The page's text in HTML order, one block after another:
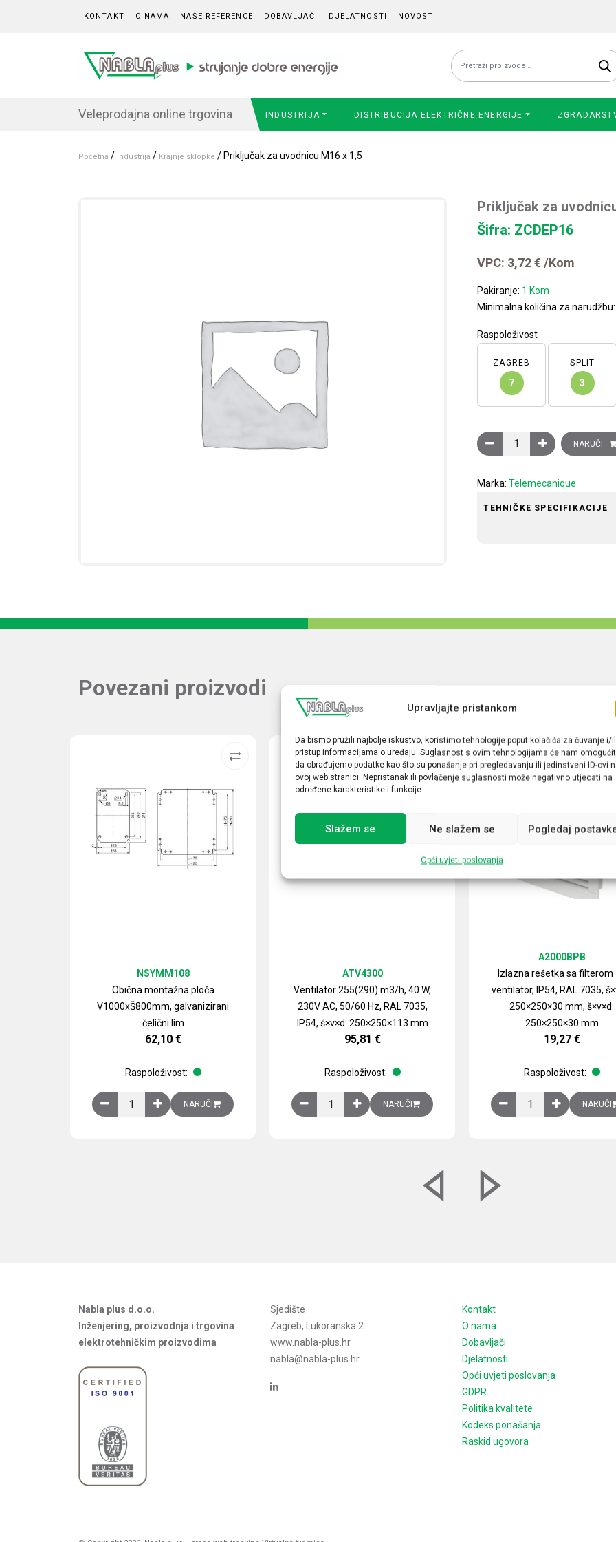
Upravljajte pristankom
Da bismo pružili najbolje iskustvo, koristimo tehnologije poput kolačića za čuvanje i/
pristup informacijama o uređaju. Suglasnost s ovim tehnologijama će nam
da obrađujemo podatke kao što su ponašanje pri pregledavanju ili jedinstveni ID-ovi
ovoj web stranici. Nepristanak ili povlačenje suglasnosti može negativno utjecati na
određene karakteristike i funkcije.
Slažem se Ne slažem se Pogledaj
Opći uvjeti poslovanja
KONTAKT O NAMA NAŠE REFERENCE DOBAVLJAČI DJELATNOSTI NOVOSTI
Pretraži:
Veleprodajna online trgovina INDUSTRIJA DISTRIBUCIJA ELEKTRIČNE ENERGIJE
Početna / Industrija / Krajnje sklopke / Priključak za uvodnicu M16 x 1,5
Priključak za
Šifra: ZCDEP16
VPC: 3,72€ /Kom
Pakiranje: 1 Kom
Minimalna količina za narudžbu:
Raspoloživost
ZAGREB
7
SPLIT
3
Priključak za uvodnicu
NARUČI
Marka:Telemecanique
TEHNIČKE SPECIFIKACIJE
Povezani proizvodi
Obična montažna ploča
V1000xŠ800mm, galvanizirani
čelični lim
NSYMM108
62,10 €
Raspoloživost:
Obična montažna ploča V1000xŠ800mm, galvanizirani čelični lim količina
NARUČI
Ventilator 255(290) m3/h, 40 W,
230V AC, 50/60 Hz, RAL 7035,
IP54, š×v×d: 250×250×113 mm
ATV4300
95,81 €
Raspoloživost:
Ventilator 255(290) m3/h, 40 W, 230V AC, 50/60 Hz, RAL 7035, IP54,
NARUČI
Izlazna rešetka sa filterom
ventilator, IP54, RAL 7035,
250×250×30 mm, š×v×d:
250×250×30 mm
A2000BPB
19,27 €
Raspoloživost:
Izlazna rešetka saNARUČI
Nabla plus d.o.o.
Inženjering, proizvodnja i trgovina
elektrotehničkim proizvodima
Sjedište
Zagreb, Lukoranska 2
www.nabla-plus.hr
nabla@nabla-plus.hr
Kontakt
O nama
Dobavljači
Djelatnosti
Opći uvjeti poslovanja
GDPR
Politika kvalitete
Kodeks ponašanja
Raskid ugovora